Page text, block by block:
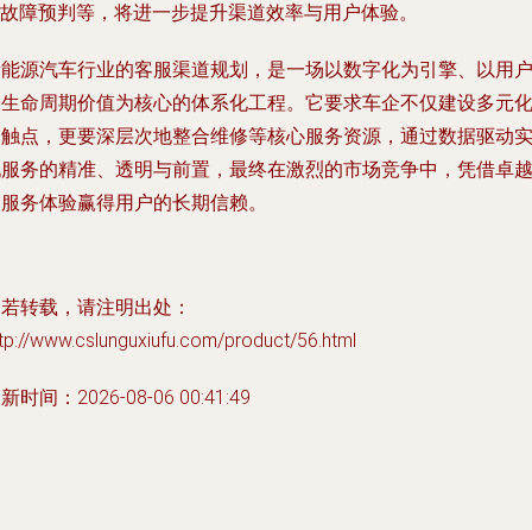
障预判等，将进一步提升渠道效率与用户体验。
源汽车行业的客服渠道规划，是一场以数字化为引擎、以用户
命周期价值为核心的体系化工程。它要求车企不仅建设多元化
点，更要深层次地整合维修等核心服务资源，通过数据驱动实
务的精准、透明与前置，最终在激烈的市场竞争中，凭借卓越
务体验赢得用户的长期信赖。
转载，请注明出处：
www.cslunguxiufu.com/product/56.html
时间：2026-08-06 00:41:49